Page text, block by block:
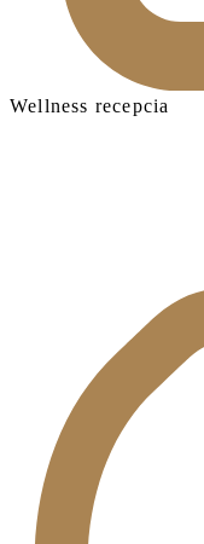
Wellness recepcia